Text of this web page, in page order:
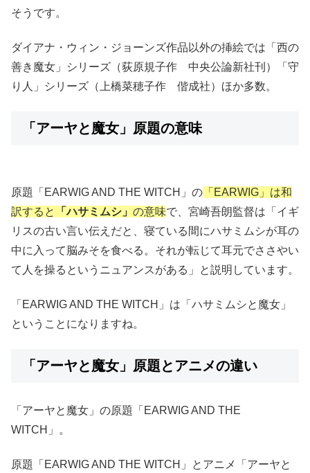
そうです。
ダイアナ・ウィン・ジョーンズ作品以外の挿絵では「西の
善き魔女」シリーズ（荻原規子作 中央公論新社刊）「守
り人」シリーズ（上橋菜穂子作 偕成社）ほか多数。
「アーヤと魔女」原題の意味
原題「EARWIG AND THE WITCH」の 「EARWIG」は和
訳すると
「ハサミムシ」 の意味で、宮崎吾朗監督は「イギ
リスの古い言い伝えだと、寝ている間にハサミムシが耳の
中に入って脳みそを食べる。それが転じて耳元でささやい
て人を操るというニュアンスがある」と説明しています。
「EARWIG AND THE WITCH」は「ハサミムシと魔女」
ということになりますね。
「アーヤと魔女」原題とアニメの違い
「アーヤと魔女」の原題「EARWIG AND THE
WITCH」。
原題「EARWIG AND THE WITCH」とアニメ「アーヤと